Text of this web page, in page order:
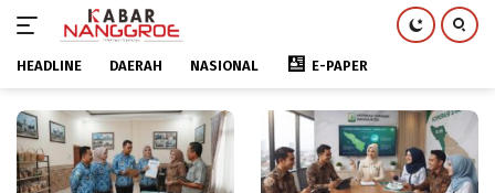
konten
HEADLINE DAERAH NASIONAL E-PAPER